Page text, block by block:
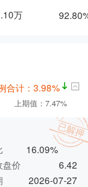
万
合计：3.98%
上期值：7.47%
16.09%
盘价
6.42
2026-07-27